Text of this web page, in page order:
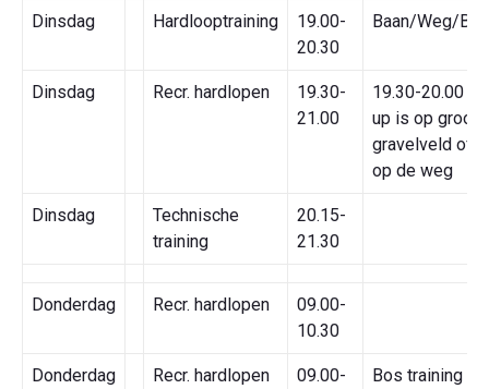
Dinsdag Hardlooptraining
19.00-
20.30
Baan/Weg/
Dinsdag Recr. hardlopen
19.30-
21.00
19.30-20.00
up is op groot
gravelveld of
op de weg
Dinsdag
Technische
training
20.15-
21.30
Donderdag Recr. hardlopen
09.00-
10.30
Donderdag Recr. hardlopen
09.00-
Bos training